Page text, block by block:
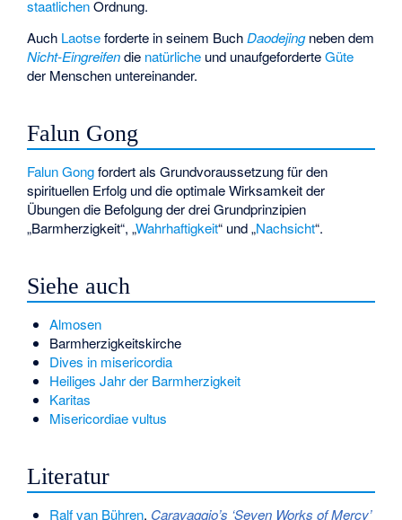
staatlichenOrdnung.
Auch Laotseforderte in seinem BuchDaodejingneben dem
Nicht-Eingreifendie natürliche und unaufgeforderteGüte
der Menschen untereinander.
Falun Gong
Falun Gongfordert als Grundvoraussetzung für den
spirituellen Erfolg und die optimale Wirksamkeit der
Übungen die Befolgung der drei Grundprinzipien
„Barmherzigkeit“, „Wahrhaftigkeit“ und „Nachsicht“.
Siehe auch
Almosen
Barmherzigkeitskirche
Dives in misericordia
Heiliges Jahr der Barmherzigkeit
Karitas
Misericordiae vultus
Literatur
Ralf van Bühren, Caravaggio’s ‘Seven Works of Mercy’